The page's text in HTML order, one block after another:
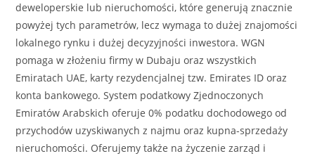
deweloperskie lub nieruchomości, które generują znacznie
powyżej tych parametrów, lecz wymaga to dużej znajomości
lokalnego rynku i dużej decyzyjności inwestora. WGN
pomaga w złożeniu firmy w Dubaju oraz wszystkich
Emiratach UAE, karty rezydencjalnej tzw. Emirates ID oraz
konta bankowego. System podatkowy Zjednoczonych
Emiratów Arabskich oferuje 0% podatku dochodowego od
przychodów uzyskiwanych z najmu oraz kupna-sprzedaży
nieruchomości. Oferujemy także na życzenie zarząd i